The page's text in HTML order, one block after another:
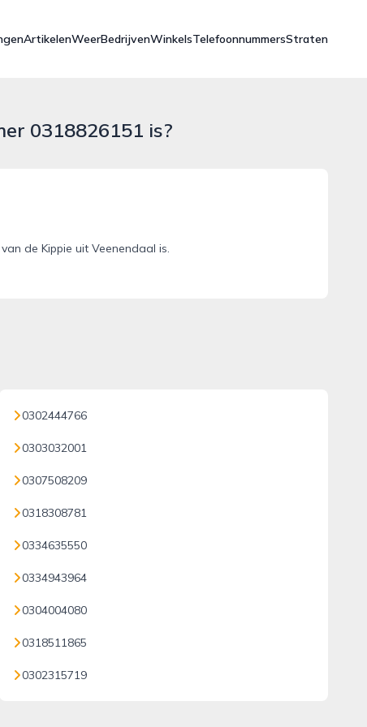
ArtikelenWeerBedrijvenWinkelsTelefoonnummersStraten
0318826151 is?
de Kippie uit Veenendaal is.
0302444766
0303032001
0307508209
0318308781
0334635550
0334943964
0304004080
0318511865
0302315719